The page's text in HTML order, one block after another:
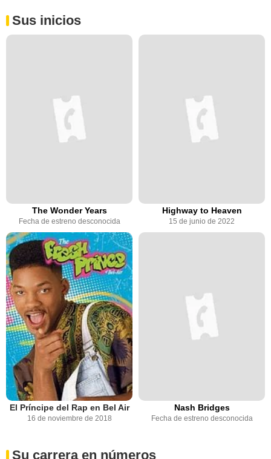
Sus inicios
The Wonder Years
Fecha de estreno desconocida
Highway to Heaven
15 de junio de 2022
El Príncipe del Rap en Bel Air
16 de noviembre de 2018
Nash Bridges
Fecha de estreno desconocida
Su carrera en números